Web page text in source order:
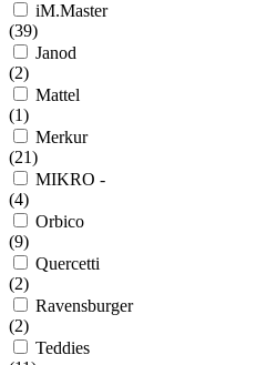
iM.Master
(39)
Janod
(2)
Mattel
(1)
Merkur
(21)
MIKRO -
(4)
Orbico
(9)
Quercetti
(2)
Ravensburger
(2)
Teddies